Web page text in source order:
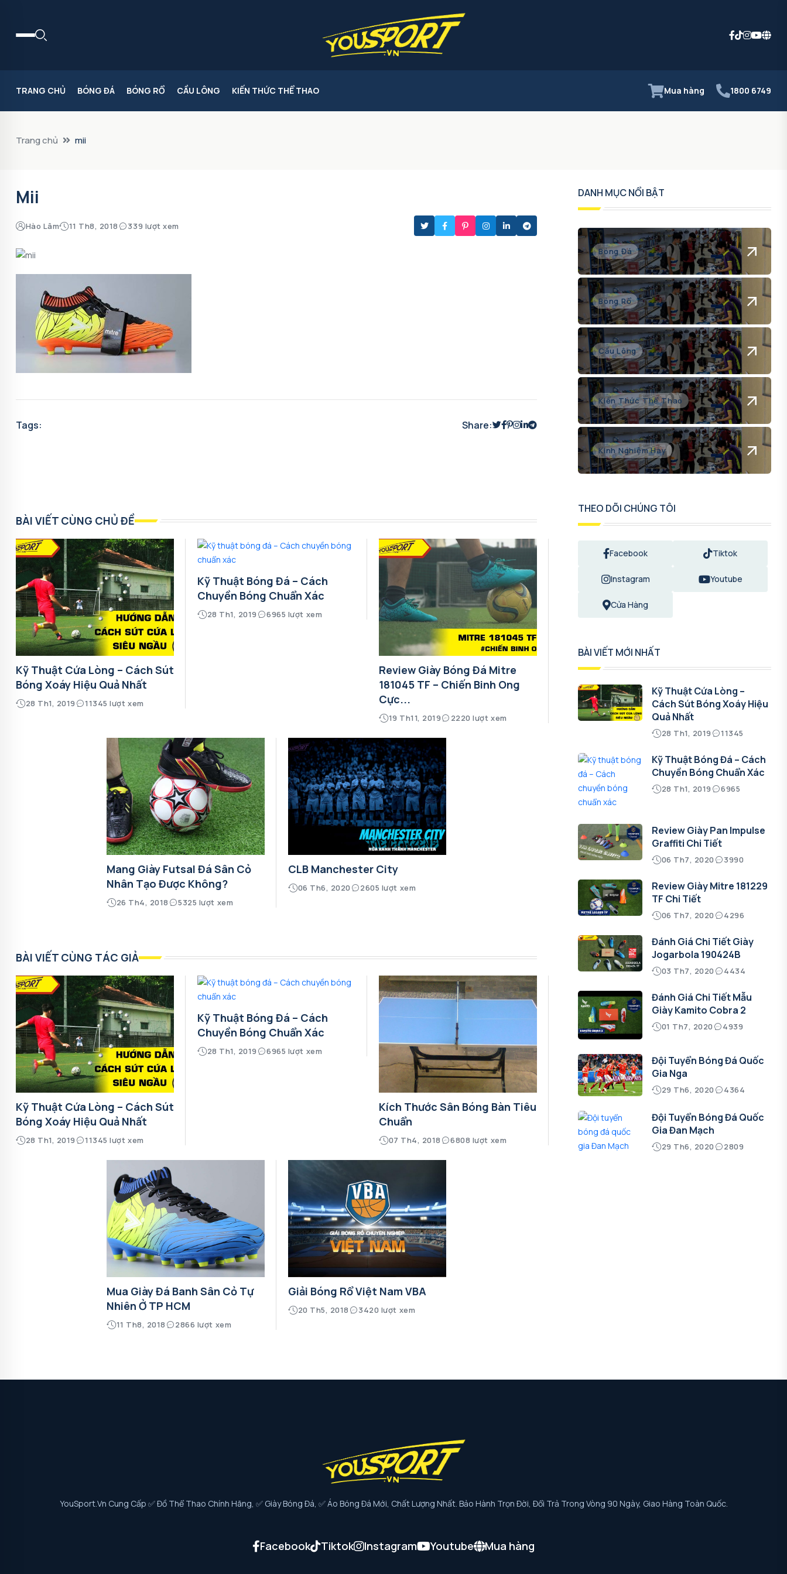
TRANG CHỦ BÓNG ĐÁ BÓNG RỔ CẦU LÔNG KIẾN THỨC THỂ THAO Mua hàng 1800 6749
Trang chủ mii
Mii
Hào Lâm 11 Th8, 2018 339 lượt xem
Tags: Share:
BÀI VIẾT CÙNG CHỦ ĐỀ
Kỹ Thuật Cứa Lòng – Cách Sút
Bóng Xoáy Hiệu Quả Nhất
28 Th1, 2019 11345 lượt xem
Kỹ Thuật Bóng Đá – Cách
Chuyền Bóng Chuẩn Xác
28 Th1, 2019 6965 lượt xem
Review Giày Bóng Đá Mitre
181045 TF – Chiến Binh Ong
Cực...
19 Th11, 2019 2220 lượt xem
Mang Giày Futsal Đá Sân Cỏ
Nhân Tạo Được Không?
26 Th4, 2018 5325 lượt xem
CLB Manchester City
06 Th6, 2020 2605 lượt xem
BÀI VIẾT CÙNG TÁC GIẢ
Kỹ Thuật Cứa Lòng – Cách Sút
Bóng Xoáy Hiệu Quả Nhất
28 Th1, 2019 11345 lượt xem
Kỹ Thuật Bóng Đá – Cách
Chuyền Bóng Chuẩn Xác
28 Th1, 2019 6965 lượt xem
Kích Thước Sân Bóng Bàn Tiêu
Chuẩn
07 Th4, 2018 6808 lượt xem
Mua Giày Đá Banh Sân Cỏ Tự
Nhiên Ở TP HCM
11 Th8, 2018 2866 lượt xem
Giải Bóng Rổ Việt Nam VBA
20 Th5, 2018 3420 lượt xem
DANH MỤC NỔI BẬT
Bóng Đá
Bóng Rổ
Cầu Lông
Kiến Thức Thể Thao
Kinh Nghiệm Hay
THEO DÕI CHÚNG TÔI
Facebook Tiktok
Instagram Youtube
Cửa Hàng
BÀI VIẾT MỚI NHẤT
Kỹ Thuật Cứa Lòng –
Cách Sút Bóng Xoáy Hiệu
Quả Nhất
28 Th1, 2019 11345
Kỹ Thuật Bóng Đá – Cách
Chuyền Bóng Chuẩn Xác
28 Th1, 2019 6965
Review Giày Pan Impulse
Graffiti Chi Tiết
06 Th7, 2020 3990
Review Giày Mitre 181229
TF Chi Tiết
06 Th7, 2020 4296
Đánh Giá Chi Tiết Giày
Jogarbola 190424B
03 Th7, 2020 4434
Đánh Giá Chi Tiết Mẫu
Giày Kamito Cobra 2
01 Th7, 2020 4939
Đội Tuyển Bóng Đá Quốc
Gia Nga
29 Th6, 2020 4364
Đội Tuyển Bóng Đá Quốc
Gia Đan Mạch
29 Th6, 2020 2809
YouSport.vn Cung Cấp ✅ Đồ Thể Thao Chính Hãng, ✅ Giày Bóng Đá, ✅ Áo Bóng Đá Mới, Chất Lượng Nhất. Bảo Hành Trọn Đời, Đổi Trả Trong Vòng 90 Ngày, Giao Hàng Toàn Quốc.
Facebook Tiktok Instagram Youtube Mua hàng